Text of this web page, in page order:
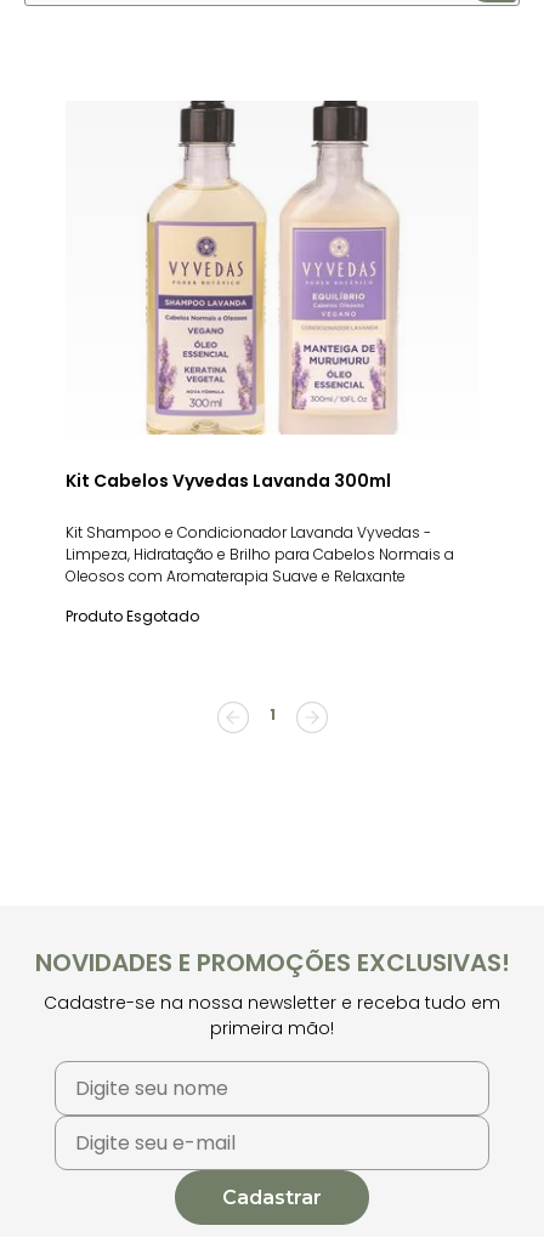
Kit Cabelos Vyvedas Lavanda 300ml
Kit Shampoo e Condicionador Lavanda Vyvedas -
Limpeza, Hidratação e Brilho para Cabelos Normais a
Oleosos com Aromaterapia Suave e Relaxante
Produto Esgotado
1
NOVIDADES E PROMOÇÕES EXCLUSIVAS!
Cadastre-se na nossa newsletter e receba tudo em
primeira mão!
Cadastrar